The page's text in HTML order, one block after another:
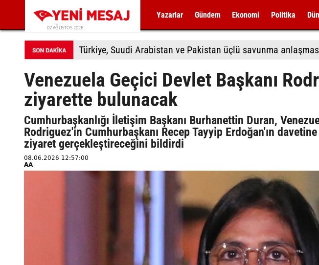
07 AĞUSTOS 2026
Yazarlar Gündem Ekonomi Politika
Türkiye, Suudi Arabistan ve Pakistan üçlü savunma
Venezuela Geçici Devlet Başkanı
ziyarette bulunacak
Cumhurbaşkanlığı İletişim Başkanı Burhanettin Duran,
Rodriguez'in Cumhurbaşkanı Recep Tayyip Erdoğan'ın
ziyaret gerçekleştireceğini bildirdi
08.06.2026 12:57:00
AA